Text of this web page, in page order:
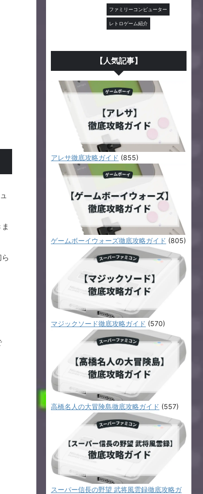
ファミリーコンピューター
レトロゲーム紹介
【人気記事】
アレサ徹底攻略ガイド (855)
ゲームボーイウォーズ徹底攻略ガイド (805)
マジックソード徹底攻略ガイド (570)
高橋名人の大冒険島徹底攻略ガイド (557)
スーパー信長の野望 武将風雲録徹底攻略ガ